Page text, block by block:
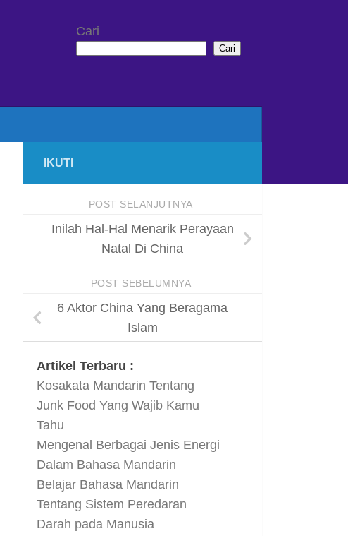
Cari
Cari
IKUTI
POST SELANJUTNYA
Inilah Hal-Hal Menarik Perayaan
Natal Di China
POST SEBELUMNYA
6 Aktor China Yang Beragama
Islam
Artikel Terbaru :
Kosakata Mandarin Tentang
Junk Food Yang Wajib Kamu
Tahu
Mengenal Berbagai Jenis Energi
Dalam Bahasa Mandarin
Belajar Bahasa Mandarin
Tentang Sistem Peredaran
Darah pada Manusia